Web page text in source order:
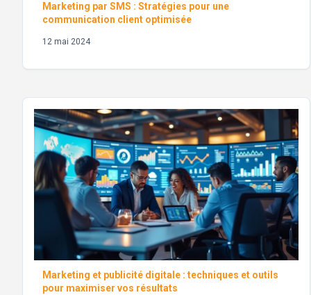
Marketing par SMS : Stratégies pour une
communication client optimisée
12 mai 2024
Marketing et publicité digitale : techniques et outils
pour maximiser vos résultats